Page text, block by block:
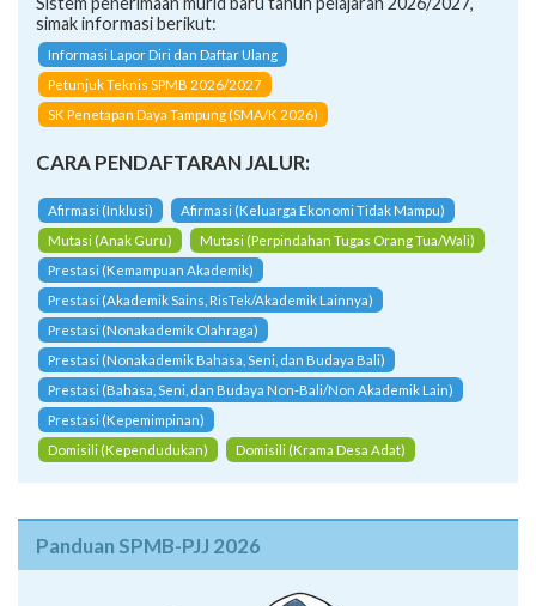
simak informasi berikut:
Informasi Lapor Diri dan Daftar Ulang
Petunjuk Teknis SPMB 2026/2027
SK Penetapan Daya Tampung (SMA/K 2026)
CARA PENDAFTARAN JALUR:
Afirmasi (Inklusi)
Afirmasi (Keluarga Ekonomi Tidak Mampu)
Mutasi (Anak Guru)
Mutasi (Perpindahan Tugas Orang Tua/Wali)
Prestasi (Kemampuan Akademik)
Prestasi (Akademik Sains, RisTek/Akademik Lainnya)
Prestasi (Nonakademik Olahraga)
Prestasi (Nonakademik Bahasa, Seni, dan Budaya Bali)
Prestasi (Bahasa, Seni, dan Budaya Non-Bali/Non Akademik Lain)
Prestasi (Kepemimpinan)
Domisili (Kependudukan)
Domisili (Krama Desa Adat)
Panduan SPMB-PJJ 2026